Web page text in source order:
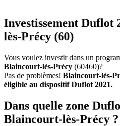
Investissement Duflot
lès-Précy (60)
Vous voulez investir dans un
Blaincourt-lès-Précy (60460)?
Pas de problèmes! Blaincourt-lès-
éligible au dispositif Duflot 2021.
Dans quelle zone
Blaincourt-lès-Précy ?